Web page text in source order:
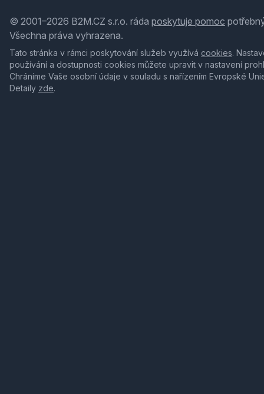
© 2001–2026 B2M.CZ s.r.o. ráda poskytuje pomoc
Všechna práva vyhrazena.
Tato stránka v rámci poskytování služeb využívá cookies.
používání a dostupnosti cookies můžete upravit v nastavení
Chráníme Vaše osobní údaje v souladu s nařízením Evropské
Detaily zde.